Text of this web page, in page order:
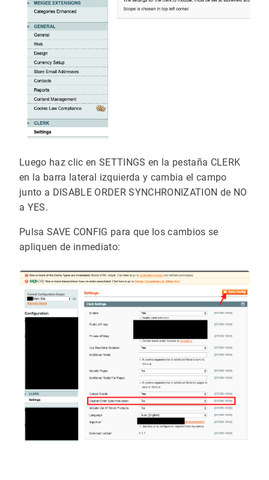
Luego haz clic en SETTINGS en la pestaña CLERK
en la barra lateral izquierda y cambia el campo
junto a DISABLE ORDER SYNCHRONIZATION de NO
a YES.
Pulsa SAVE CONFIG para que los cambios se
apliquen de inmediato: